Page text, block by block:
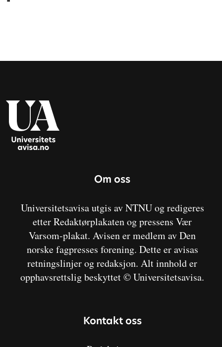
Om oss
Universitetsavisa utgis av NTNU og redigeres
etter Redaktørplakaten og pressens Vær
Varsom-plakat. Avisen er medlem av Den
norske fagpresses forening. Dette er avisas
retningslinjer og redaksjon. Alt innhold er
opphavsrettslig beskyttet © Universitetsavisa.
Kontakt oss